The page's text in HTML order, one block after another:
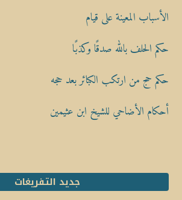
الأسباب المعينة على قيام
حكم الحلف بالله صدقًا وكذبًا
حكم حج من ارتكب الكبائر بعد حجه
أحكام الأضاحي للشيخ ابن عثيمين
جديد التفريغات